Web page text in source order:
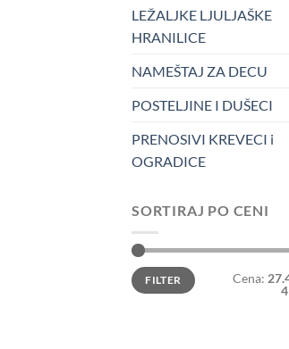
LEŽALJKE LJULJAŠKE
HRANILICE
NAMEŠTAJ ZA DECU
POSTELJINE I DUŠECI
PRENOSIVI KREVECI i
OGRADICE
SORTIRAJ PO CENI
Minimalna
cena
Maksimalna
cenaFILTER Cena: